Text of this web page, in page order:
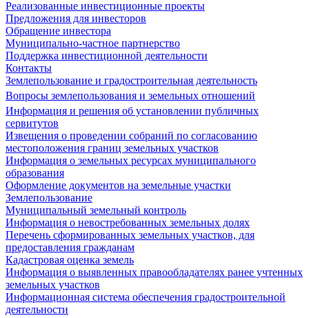
Реализованные инвестиционные проекты
Предложения для инвесторов
Обращение инвестора
Муниципально-частное партнерство
Поддержка инвестиционной деятельности
Контакты
Землепользование и градостроительная деятельность
Вопросы землепользования и земельных отношений
Информация и решения об установлении публичных
сервитутов
Извещения о проведении собраний по согласованию
местоположения границ земельных участков
Информация о земельных ресурсах муниципального
образования
Оформление документов на земельные участки
Землепользование
Муниципальный земельный контроль
Информация о невостребованных земельных долях
Перечень сформированных земельных участков, для
предоставления гражданам
Кадастровая оценка земель
Информация о выявленных правообладателях ранее учтенных
земельных участков
Информационная система обеспечения градостроительной
деятельности